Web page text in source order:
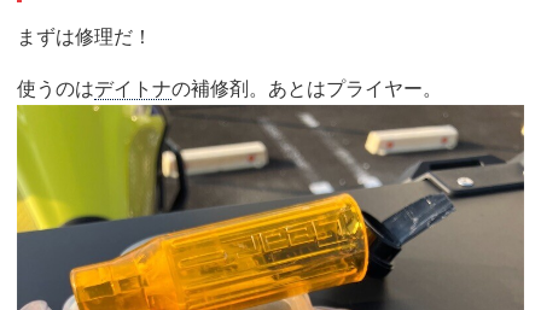
まずは修理だ！
使うのはデイトナの補修剤。あとはプライヤー。